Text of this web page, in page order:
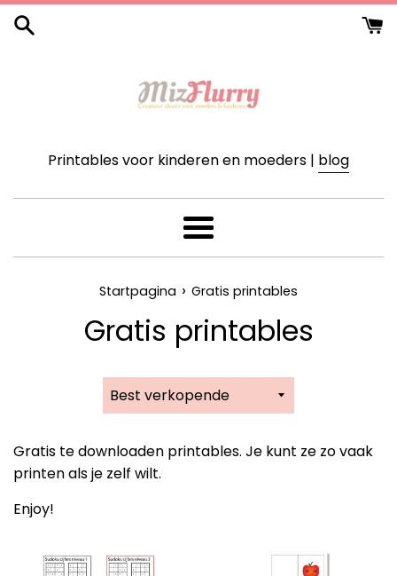
Meteen
naar
Printables voor kinderen en moeders | blog
Menu
Startpagina › Gratis printables
Gratis printables
Sorteer
op
Gratis te downloaden printables. Je kunt ze zo vaak
printen als je zelf wilt.
Enjoy!